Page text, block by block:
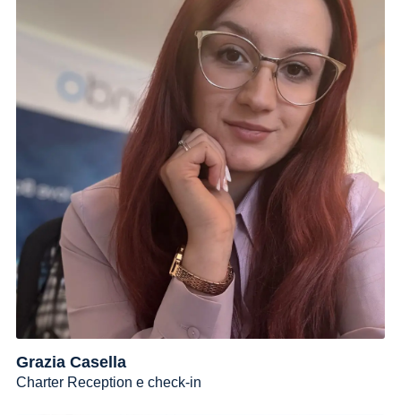
Grazia Casella
Charter Reception e check-in